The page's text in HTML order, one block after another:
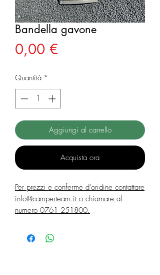
Bandella gavone
0,00 €Prezzo
Quantità *
Aggiungi al carrello
Acquista ora
Per prezzi e conferme d'oridine contattare
info@camperteam.it o chiamare al
numero 0761 251800.